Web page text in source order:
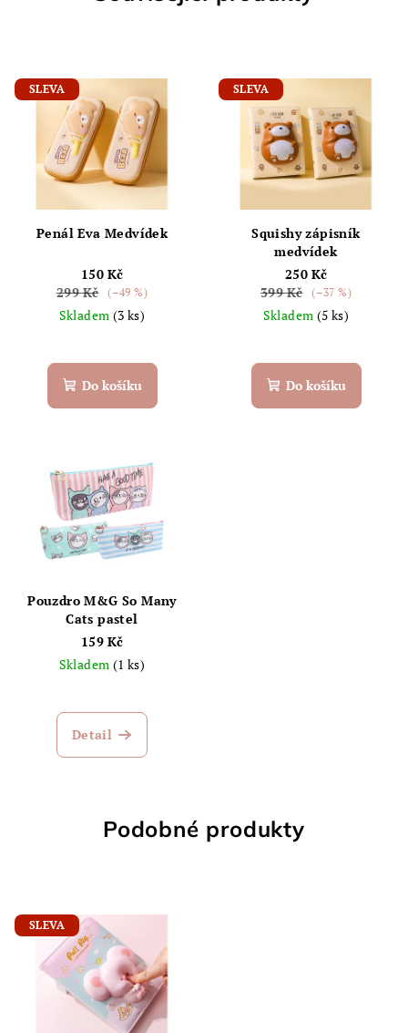
SLEVA
Penál Eva Medvídek
150 Kč
299 Kč
(–49 %)
Skladem (3 ks)
Do košíku
SLEVA
Squishy zápisník
medvídek
250 Kč
399 Kč
(–37 %)
Skladem (5 ks)
Do košíku
Pouzdro M&G So Many
Cats pastel
159 Kč
Skladem (1 ks)
Detail
Podobné produkty
SLEVA